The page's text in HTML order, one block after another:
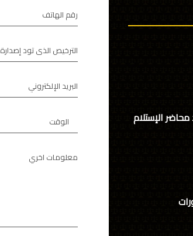
الإستلام
رقم الهاتف
الترخيص الذى تود إصدارة
البريد الإلكتروني
الوقت
معلومات اخري